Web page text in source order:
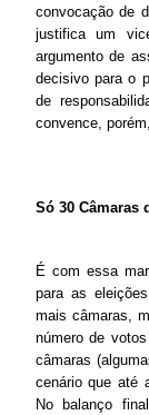
convocação de
justifica um
argumento de
decisivo para o
de
convence,
Só 30 Câmaras
É com essa
para as
mais câmaras,
número de
câmaras
cenário que até
No balanço